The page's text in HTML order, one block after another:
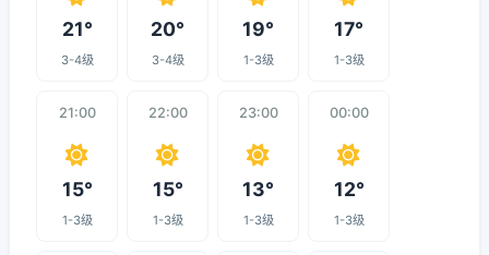
21°
3-4级
20°
3-4级
19°
1-3级
17°
1-3级
21:00
15°
1-3级
22:00
15°
1-3级
23:00
13°
1-3级
00:00
12°
1-3级